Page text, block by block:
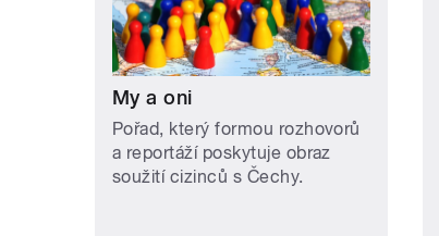
My a oni
Pořad, který formou rozhovorů
a reportáží poskytuje obraz
soužití cizinců s Čechy.